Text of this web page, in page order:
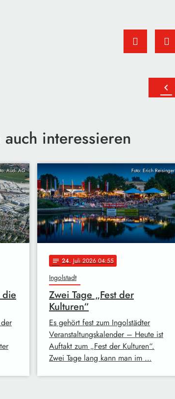
chevron_left
interessieren
Audi AG Foto: Erich Reisinger
notes 24. Juli 2026 04:55
Ingolstadt
Zwei Tage „Fest der
Kulturen“
Es gehört fest zum Ingolstädter
Veranstaltungskalender – Heute ist
Auftakt zum „Fest der Kulturen“.
Zwei Tage lang kann man im …